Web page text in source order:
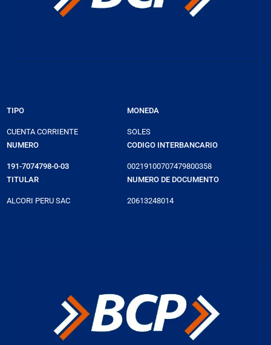
TIPO
CUENTA CORRIENTE
MONEDA
SOLES
NUMERO
191-7074798-0-03
CODIGO INTERBANCARIO
00219100707479800358
TITULAR
ALCORI PERU SAC
NUMERO DE DOCUMENTO
20613248014